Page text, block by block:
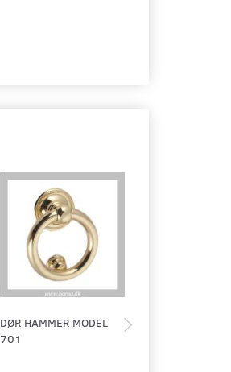
DØR HAMMER MODEL
701